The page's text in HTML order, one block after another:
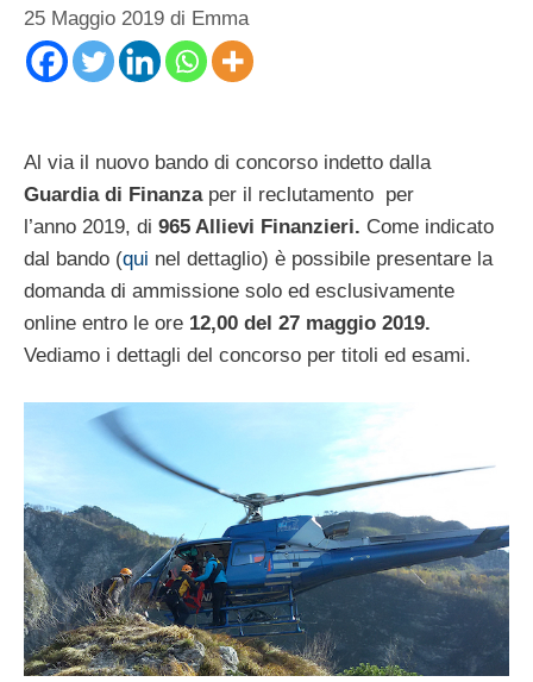
25 Maggio 2019 di Emma
Al via il nuovo bando di concorso indetto dalla
Guardia di Finanza per il reclutamento per
l’anno 2019, di 965 Allievi Finanzieri. Come indicato
dal bando (qui nel dettaglio) è possibile presentare la
domanda di ammissione solo ed esclusivamente
online entro le ore 12,00 del 27 maggio 2019.
Vediamo i dettagli del concorso per titoli ed esami.